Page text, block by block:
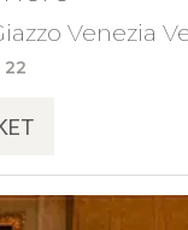
Venezia
22